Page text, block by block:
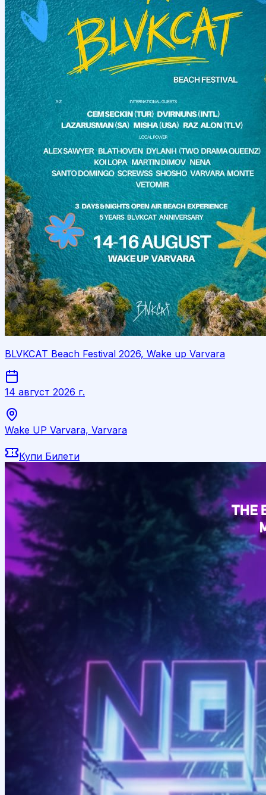
BLVKCAT Beach Festival 2026, Wake up Varvara
14 август 2026 г.
Wake UP Varvara, Varvara
Купи Билети